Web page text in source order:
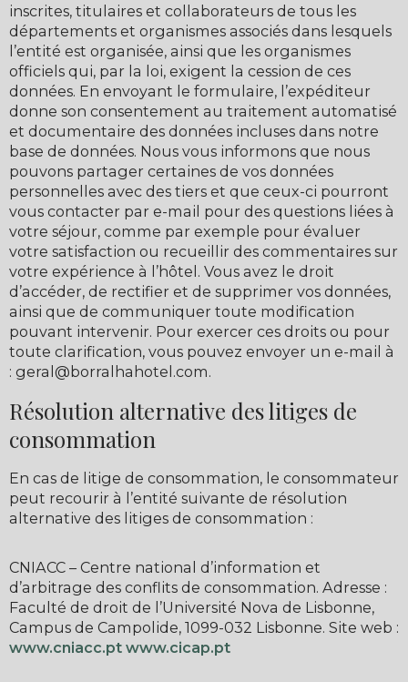
inscrites, titulaires et collaborateurs de tous les
départements et organismes associés dans lesquels
l’entité est organisée, ainsi que les organismes
officiels qui, par la loi, exigent la cession de ces
données. En envoyant le formulaire, l’expéditeur
donne son consentement au traitement automatisé
et documentaire des données incluses dans notre
base de données. Nous vous informons que nous
pouvons partager certaines de vos données
personnelles avec des tiers et que ceux-ci pourront
vous contacter par e-mail pour des questions liées à
votre séjour, comme par exemple pour évaluer
votre satisfaction ou recueillir des commentaires sur
votre expérience à l’hôtel. Vous avez le droit
d’accéder, de rectifier et de supprimer vos données,
ainsi que de communiquer toute modification
pouvant intervenir. Pour exercer ces droits ou pour
toute clarification, vous pouvez envoyer un e-mail à
: geral@borralhahotel.com.
Résolution alternative des litiges de
consommation
En cas de litige de consommation, le consommateur
peut recourir à l’entité suivante de résolution
alternative des litiges de consommation :
CNIACC – Centre national d’information et
d’arbitrage des conflits de consommation. Adresse :
Faculté de droit de l’Université Nova de Lisbonne,
Campus de Campolide, 1099-032 Lisbonne. Site web :
www.cniacc.pt www.cicap.pt